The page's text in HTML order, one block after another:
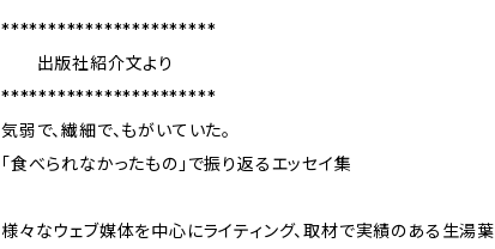
***********************
出版社紹介文より
***********************
気弱で、繊細で、もがいていた。
「食べられなかったもの」で振り返るエッセイ集
様々なウェブ媒体を中心にライティング、取材で実績のある⽣湯葉